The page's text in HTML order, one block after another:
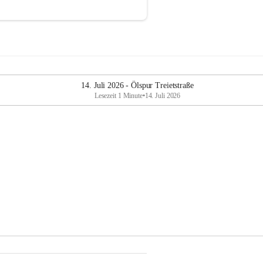
14. Juli 2026 - Ölspur Treietstraße
Lesezeit 1 Minute•14. Juli 2026